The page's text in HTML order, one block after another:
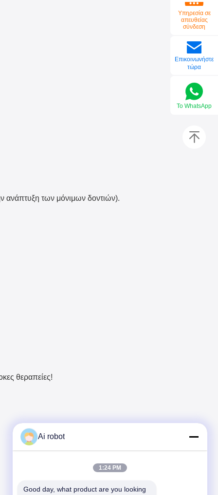
ανάπτυξη των μόνιμων δοντιών).
θεραπείες!
Υπηρεσία σε
απευθείας
σύνδεση
Επικοινωνήστε
τώρα
Το WhatsApp
Ai robot
1:24 PM
Good day, what product are you looking